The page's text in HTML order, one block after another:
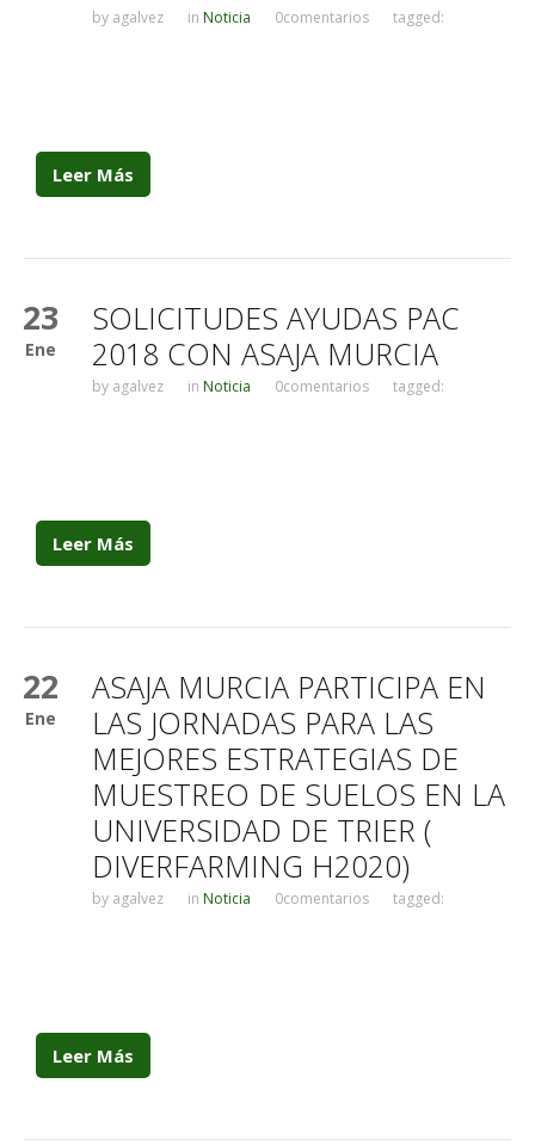
by agalvez in Noticia 0comentarios tagged:
Leer Más
23
Ene
SOLICITUDES AYUDAS PAC
2018 CON ASAJA MURCIA
by agalvez in Noticia 0comentarios tagged:
Leer Más
22
Ene
ASAJA MURCIA PARTICIPA EN
LAS JORNADAS PARA LAS
MEJORES ESTRATEGIAS DE
MUESTREO DE SUELOS EN LA
UNIVERSIDAD DE TRIER (
DIVERFARMING H2020)
by agalvez in Noticia 0comentarios tagged:
Leer Más